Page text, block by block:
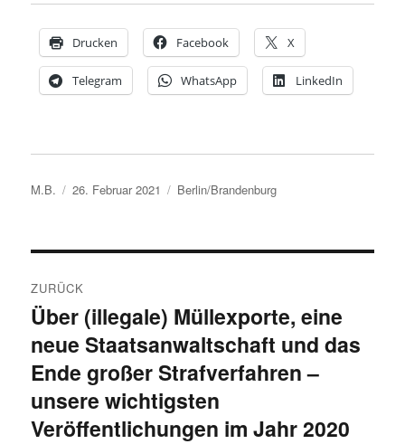
Drucken Facebook X
Telegram WhatsApp LinkedIn
Autor
M.B.
Veröffentlicht
26. Februar 2021 Kategorien
Berlin/Brandenburg
ZURÜCK
Vorheriger
Beitrag:
Über (illegale) Müllexporte, eine
neue Staatsanwaltschaft und das
Ende großer Strafverfahren –
unsere wichtigsten
Veröffentlichungen im Jahr 2020